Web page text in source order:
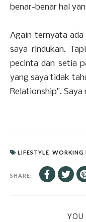
benar-benar hal
Again ternyata
saya rindukan.
pecinta dan setia
yang saya tidak
Relationship". Saya
LIFESTYLE WORKING
SHARE: